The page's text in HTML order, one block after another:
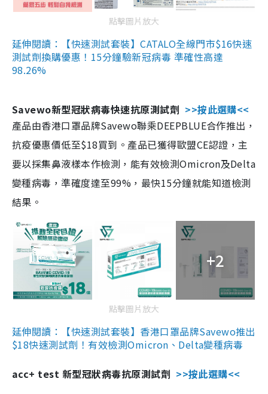
點擊圖片放大
延伸閱讀：【快速測試套裝】CATALO全線門市$16快速
測試劑換購優惠！15分鐘驗新冠病毒 準確性高達
98.26%
Savewo新型冠狀病毒快速抗原測試劑 >>按此選購<<
產品由香港口罩品牌Savewo聯乘DEEPBLUE合作推出，
抗疫優惠價低至$18買到。產品已獲得歐盟CE認證，主
要以採集鼻液樣本作檢測，能有效檢測Omicron及Delta
變種病毒，準確度達至99%，最快15分鐘就能知道檢測
結果。
+2
點擊圖片放大
延伸閱讀：【快速測試套裝】香港口罩品牌Savewo推出
$18快速測試劑！有效檢測Omicron、Delta變種病毒
acc+ test 新型冠狀病毒抗原測試劑 >>按此選購<<